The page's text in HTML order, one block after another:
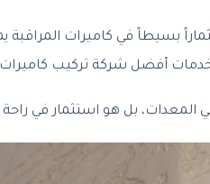
بسيطاً في كاميرات المراقبة
أفضل شركة تركيب
بل هو استثمار في راحة